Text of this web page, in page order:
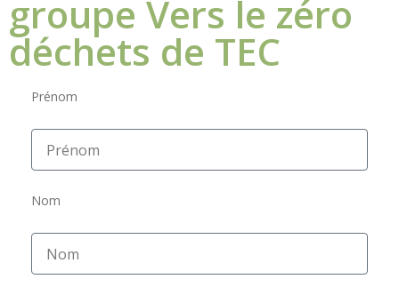
groupe Vers le zéro
déchets de TEC
Prénom
Nom